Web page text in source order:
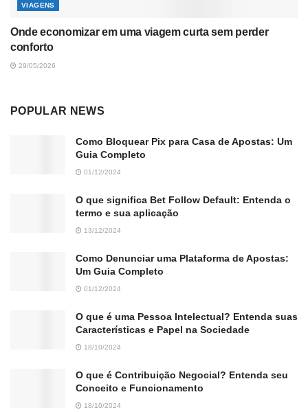
VIAGENS
Onde economizar em uma viagem curta sem perder
conforto
29/05/2026
POPULAR NEWS
Como Bloquear Pix para Casa de Apostas: Um
Guia Completo
01/12/2024
O que significa Bet Follow Default: Entenda o
termo e sua aplicação
13/12/2024
Como Denunciar uma Plataforma de Apostas:
Um Guia Completo
01/12/2024
O que é uma Pessoa Intelectual? Entenda suas
Características e Papel na Sociedade
18/10/2024
O que é Contribuição Negocial? Entenda seu
Conceito e Funcionamento
18/10/2024